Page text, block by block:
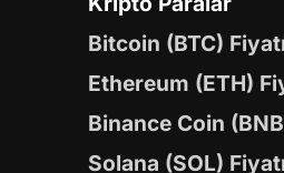
Bitcoin (BTC) Fiyatı
Ethereum (ETH)
Binance Coin
Solana (SOL) Fiyatı